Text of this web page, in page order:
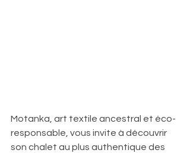
Motanka, art textile ancestral et éco-
responsable, vous invite à découvrir
son chalet au plus authentique des